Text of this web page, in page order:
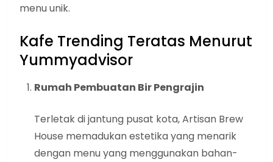
menu unik.
Kafe Trending Teratas Menurut
Yummyadvisor
Rumah Pembuatan Bir Pengrajin
Terletak di jantung pusat kota, Artisan Brew
House memadukan estetika yang menarik
dengan menu yang menggunakan bahan-